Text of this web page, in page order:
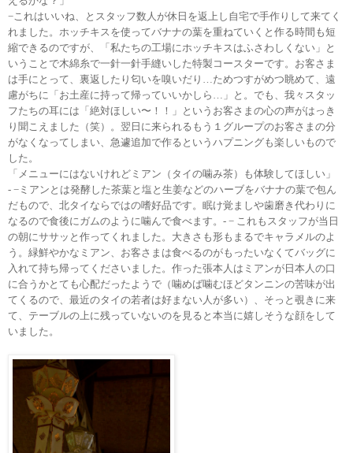
−これはいいね、とスタッフ数人が休日を返上し自宅で手作りして来てく
れました。ホッチキスを使ってバナナの葉を重ねていくと作る時間も短
縮できるのですが、「私たちの工場にホッチキスはふさわしくない」と
いうことで木綿糸で一針一針手縫いした特製コースターです。お客さま
は手にとって、裏返したり匂いを嗅いだり…ためつすがめつ眺めて、遠
慮がちに「お土産に持って帰っていいかしら…」と。でも、我々スタッ
フたちの耳には「絶対ほしい〜！！」というお客さまの心の声がはっき
り聞こえました（笑）。翌日に来られるもう１グループのお客さまの分
がなくなってしまい、急遽追加で作るというハプニングも楽しいもので
した。
「メニューにはないけれどミアン（タイの噛み茶）も体験してほしい」
- − ミアンとは発酵した茶葉と塩と生姜などのハーブをバナナの葉で包ん
だもので、北タイならではの嗜好品です。眠け覚ましや歯磨き代わりに
なるので食後にガムのように噛んで食べます。- − これもスタッフが当日
の朝にササッと作ってくれました。大きさも形もまるでキャラメルのよ
う。緑鮮やかなミアン、お客さまは食べるのがもったいなくてバッグに
入れて持ち帰ってくださいました。作った張本人はミアンが日本人の口
に合うかとても心配だったようで（噛めば噛むほどタンニンの苦味が出
てくるので、最近のタイの若者は好まない人が多い）、そっと覗きに来
て、テーブルの上に残っていないのを見ると本当に嬉しそうな顔をして
いました。